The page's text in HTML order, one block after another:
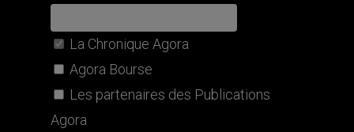
La Chronique Agora
Agora Bourse
Les partenaires des Publications
Agora